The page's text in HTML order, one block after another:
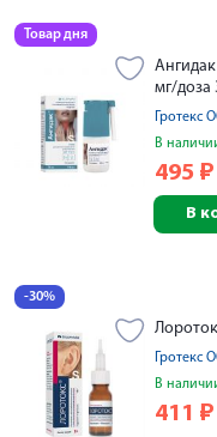
Товар дня
мг/
Гротекс
В
495 ₽
В
-30%
Гротекс
В
411 ₽